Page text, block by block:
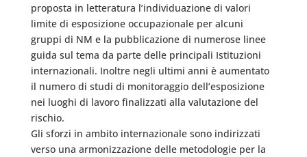
proposta in letteratura l’individuazione di valori
limite di esposizione occupazionale per alcuni
gruppi di NM e la pubblicazione di numerose linee
guida sul tema da parte delle principali Istituzioni
internazionali. Inoltre negli ultimi anni è aumentato
il numero di studi di monitoraggio dell’esposizione
nei luoghi di lavoro finalizzati alla valutazione del
rischio.
Gli sforzi in ambito internazionale sono indirizzati
verso una armonizzazione delle metodologie per la